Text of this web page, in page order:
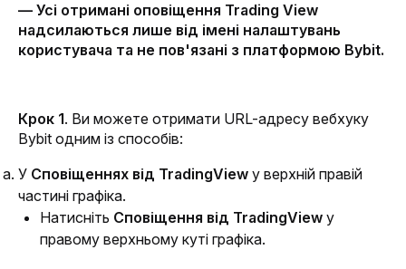
— Усі отримані оповіщення Trading View
надсилаються лише від імені налаштувань
користувача та не пов'язані з платформою Bybit.
Крок 1. Ви можете отримати URL-адресу вебхуку
Bybit одним із способів:
У Сповіщеннях від TradingView у верхній правій
частині графіка.
Натисніть Сповіщення від TradingView у
правому верхньому куті графіка.